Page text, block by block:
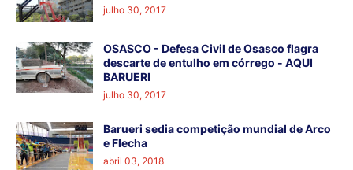
julho 30, 2017
OSASCO - Defesa Civil de Osasco flagra
descarte de entulho em córrego - AQUI
BARUERI
julho 30, 2017
Barueri sedia competição mundial de Arco
e Flecha
abril 03, 2018